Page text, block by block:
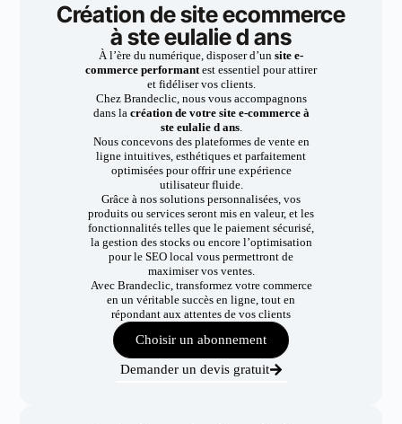
Création de site ecommerce
à ste eulalie d ans
À l’ère du numérique, disposer d’un site e-
commerce performantest essentiel pour attirer
et fidéliser vos clients.
Chez Brandeclic, nous vous accompagnons
dans la création de votre site e-commerce à
ste eulalie d ans.
Nous concevons des plateformes de vente en
ligne intuitives, esthétiques et parfaitement
optimisées pour offrir une expérience
utilisateur fluide.
Grâce à nos solutions personnalisées, vos
produits ou services seront mis en valeur, et les
fonctionnalités telles que le paiement sécurisé,
la gestion des stocks ou encore l’optimisation
pour le SEO local vous permettront de
maximiser vos ventes.
Avec Brandeclic, transformez votre commerce
en un véritable succès en ligne, tout en
répondant aux attentes de vos clients
Choisir un abonnement
Demander un devis gratuit